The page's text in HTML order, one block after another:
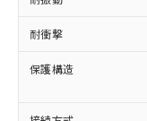
耐衝撃
保護構造
覧さ
準価
了承
正式
様の
ムロ
六価クロム
類(PBB)
(PBDE)
ル) (DEHP)(別
ルベンジル（
（DBP）
Pb(鉛)
Cr(Ⅵ)(六価ク
ニル類) :
ル類) : 1000ppm
DBP(フタル酸
イソブチル) :
国政
可)を
当社
全に
いよ